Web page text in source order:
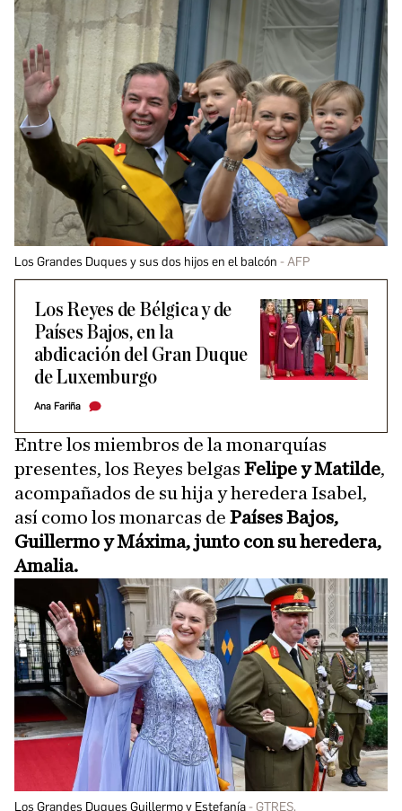
Los Grandes Duques y sus dos hijos en el balcón AFP
Los Reyes de Bélgica y de
Países Bajos, en la
abdicación del Gran Duque
de Luxemburgo
Ana Fariña
Entre los miembros de la monarquías
presentes, los Reyes belgas Felipe y Matilde,
acompañados de su hija y heredera Isabel,
así como los monarcas de Países Bajos,
Guillermo y Máxima, junto con su heredera,
Amalia.
Los Grandes Duques Guillermo y Estefanía GTRES.